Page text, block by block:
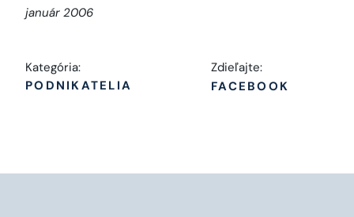
január 2006
Kategória:
PODNIKATELIA
Zdieľajte:
FACEBOOK